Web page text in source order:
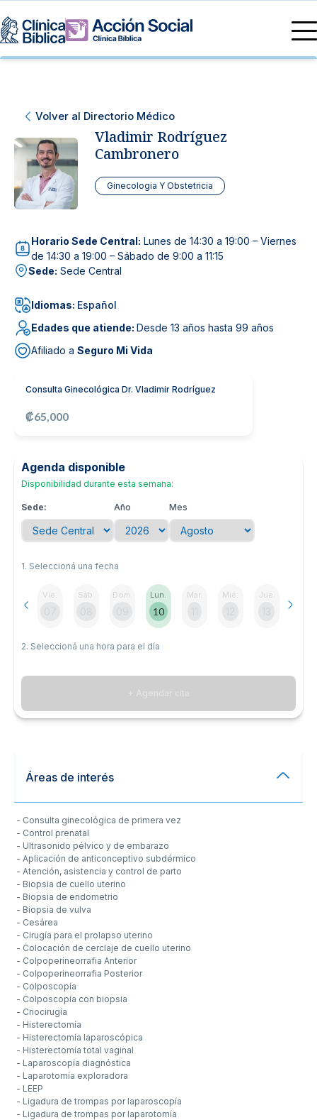
Nuestras especialidades
Centros de Excelencia
Servicios
Servicios Generales
Servicios 24/7
Otros Servicios
Información
Información para el Paciente
Sobre nosotros
Investigación, Innovación y Docencia
Sedes
Noticias y blog
Volver al Directorio Médico
Vladimir Rodríguez
Cambronero
Ginecologia Y Obstetricia
Horario Sede Central: Lunes de 14:30 a 19:00 – Viernes
de 14:30 a 19:00 – Sábado de 9:00 a 11:15
Sede: Sede Central
Idiomas: Español
Edades que atiende: Desde 13 años hasta 99 años
Afiliado a Seguro Mi Vida
Consulta Ginecológica Dr. Vladimir Rodríguez
₡65,000
Agenda disponible
Disponibilidad durante esta semana:
Sede: Año Mes
1. Seleccioná una fecha
Vie. Sáb. Dom. Lun.
10
Mar. Mié. Jue.
2. Seleccioná una hora para el día
Áreas de interés
- Consulta ginecológica de primera vez
- Control prenatal
- Ultrasonido pélvico y de embarazo
- Aplicación de anticonceptivo subdérmico
- Atención, asistencia y control de parto
- Biopsia de cuello uterino
- Biopsia de endometrio
- Biopsia de vulva
- Cesárea
- Cirugía para el prolapso uterino
- Colocación de cerclaje de cuello uterino
- Colpoperineorrafia Anterior
- Colpoperineorrafia Posterior
- Colposcopía
- Colposcopía con biopsia
- Criocirugía
- Histerectomía
- Histerectomía laparoscópica
- Histerectomía total vaginal
- Laparoscopía diagnóstica
- Laparotomía exploradora
- LEEP
- Ligadura de trompas por laparoscopía
- Ligadura de trompas por laparotomía